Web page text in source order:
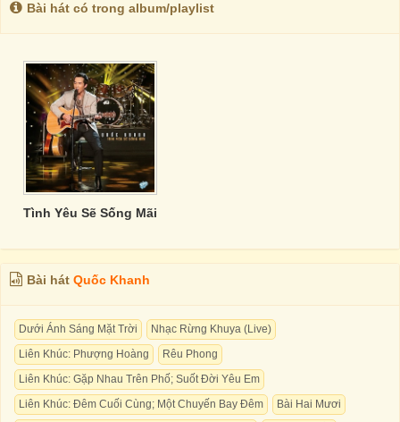
Bài hát có trong album/playlist
Tình Yêu Sẽ Sống Mãi
Bài hát Quốc Khanh
Dưới Ánh Sáng Mặt Trời
Nhạc Rừng Khuya (Live)
Liên Khúc: Phượng Hoàng
Rêu Phong
Liên Khúc: Gặp Nhau Trên Phố; Suốt Đời Yêu Em
Liên Khúc: Đêm Cuối Cùng; Một Chuyến Bay Đêm
Bài Hai Mươi